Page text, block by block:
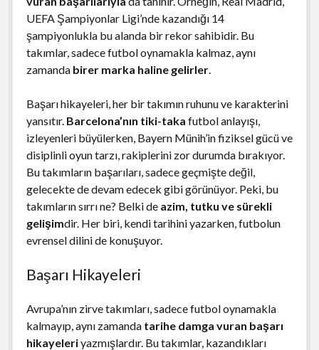
UEFA Şampiyonlar Ligi’nde kazandığı 14
şampiyonlukla bu alanda bir rekor sahibidir. Bu
takımlar, sadece futbol oynamakla kalmaz, aynı
zamanda birer marka haline gelirler.
Başarı hikayeleri, her bir takımın ruhunu ve karakterini
yansıtır. Barcelona’nın tiki-taka futbol anlayışı,
izleyenleri büyülerken, Bayern Münih’in fiziksel gücü ve
disiplinli oyun tarzı, rakiplerini zor durumda bırakıyor.
Bu takımların başarıları, sadece geçmişte değil,
gelecekte de devam edecek gibi görünüyor. Peki, bu
takımların sırrı ne? Belki de azim, tutku ve sürekli
gelişimdir. Her biri, kendi tarihini yazarken, futbolun
evrensel dilini de konuşuyor.
Başarı Hikayeleri
Avrupa’nın zirve takımları, sadece futbol oynamakla
kalmayıp, aynı zamanda tarihe damga vuran başarı
hikayeleriyazmışlardır. Bu takımlar, kazandıkları